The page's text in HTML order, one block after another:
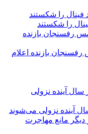
را شکستند
بازنده اعلام
نزولی می‌شوند